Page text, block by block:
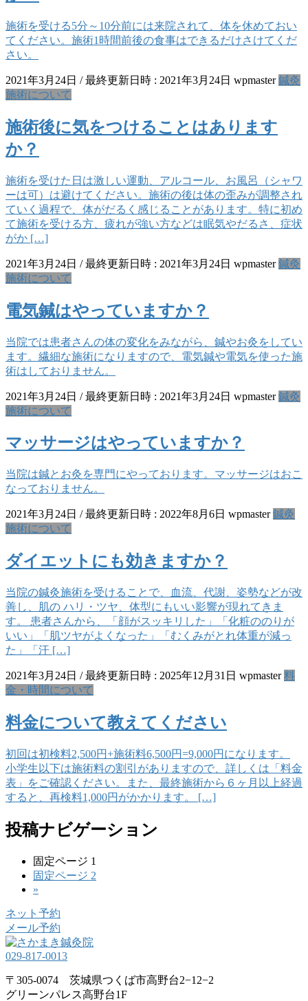
施術を受ける5分～10分前には来院されて、体を休めておい
てください。施術1時間前後の食事はできるだけさけてくだ
さい。
2021年3月24日 / 最終更新日時 : 2021年3月24日 wpmaster 鍼灸
施術について
施術後に気をつけることはあります
か？
施術を受けた日は激しい運動、アルコール、お風呂（シャワ
ーは可）は避けてください。施術の後は体の歪みが調整され
ていく過程で、体がだるく感じることがあります。特に初め
て施術を受ける方、疲れが強い方などは眠気やだるさ、症状
がか […]
2021年3月24日 / 最終更新日時 : 2021年3月24日 wpmaster 鍼灸
施術について
電気鍼はやっていますか？
当院では患者さんの体の変化をみながら、鍼やお灸をしてい
ます。繊細な施術になりますので、電気鍼や電気を使った施
術はしておりません。
2021年3月24日 / 最終更新日時 : 2021年3月24日 wpmaster 鍼灸
施術について
マッサージはやっていますか？
当院は鍼とお灸を専門にやっております。マッサージはおこ
なっておりません。
2021年3月24日 / 最終更新日時 : 2022年8月6日 wpmaster 鍼灸
施術について
ダイエットにも効きますか？
当院の鍼灸施術を受けることで、血流、代謝、姿勢などが改
善し、肌の ハリ・ツヤ、体型にもいい影響が現れてきま
す。 患者さんから、「顔がスッキリした」「化粧ののりが
いい」「肌ツヤがよくなった」「むくみがとれ体重が減っ
た」「汗 […]
2021年3月24日 / 最終更新日時 : 2025年12月31日 wpmaster 料
金・時間について
料金について教えてください
初回は初検料2,500円+施術料6,500円=9,000円になります。
小学生以下は施術料の割引がありますので、詳しくは「料金
表」をご確認ください。また、最終施術から６ヶ月以上経過
すると、再検料1,000円がかかります。 […]
投稿ナビゲーション
固定ページ 1
固定ページ 2
»
ネット予約
メール予約
029-817-0013
〒305-0074 茨城県つくば市高野台2−12−2
グリーンパレス高野台1F